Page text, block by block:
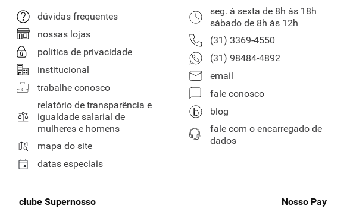
dúvidas frequentes
nossas lojas
política de privacidade
institucional
trabalhe conosco
relatório de transparência e
igualdade salarial de
mulheres e homens
mapa do site
datas especiais
seg. à sexta de 8h às 18h
sábado de 8h às 12h
(31) 3369-4550
(31) 98484-4892
email
fale conosco
blog
fale com o encarregado de
dados
clube Supernosso Nosso Pay